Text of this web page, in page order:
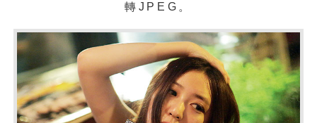
轉 JPEG 。